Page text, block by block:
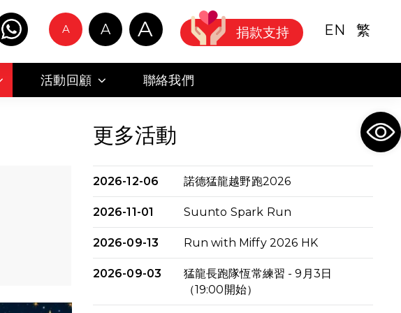
A A A 捐款支持 EN 繁
活動回顧 聯絡我們
更多活動
2026-12-06 諾德猛龍越野跑2026
2026-11-01 Suunto Spark Run
2026-09-13 Run with Miffy 2026 HK
2026-09-03
猛龍長跑隊恆常練習 - 9月3日
（19:00開始）